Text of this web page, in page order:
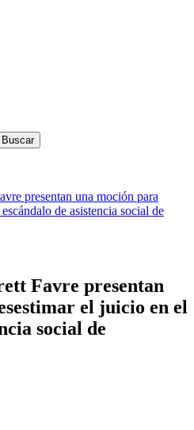
presentan una moción para
de asistencia social de
Favre presentan
el juicio en el
social de